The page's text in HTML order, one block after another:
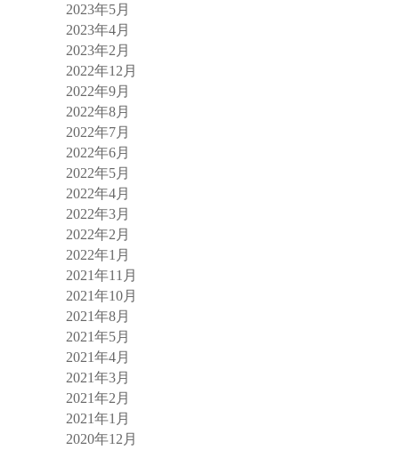
2023年5月
2023年4月
2023年2月
2022年12月
2022年9月
2022年8月
2022年7月
2022年6月
2022年5月
2022年4月
2022年3月
2022年2月
2022年1月
2021年11月
2021年10月
2021年8月
2021年5月
2021年4月
2021年3月
2021年2月
2021年1月
2020年12月